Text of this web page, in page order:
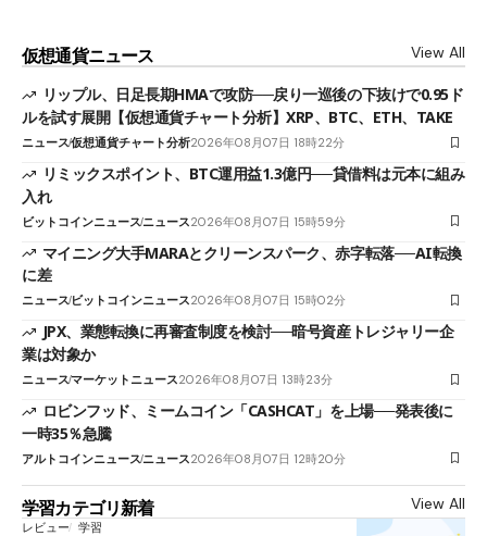
仮想通貨ニュース View All
リップル、日足長期HMAで攻防──戻り一巡後の下抜けで0.95ド
ルを試す展開【仮想通貨チャート分析】XRP、BTC、ETH、TAKE
ニュース仮想通貨チャート分析2026年08月07日 18時22分
リミックスポイント、BTC運用益1.3億円──貸借料は元本に組み
入れ
ビットコインニュースニュース2026年08月07日 15時59分
マイニング大手MARAとクリーンスパーク、赤字転落──AI転換
に差
ニュースビットコインニュース2026年08月07日 15時02分
JPX、業態転換に再審査制度を検討──暗号資産トレジャリー企
業は対象か
ニュースマーケットニュース2026年08月07日 13時23分
ロビンフッド、ミームコイン「CASHCAT」を上場──発表後に
一時35％急騰
アルトコインニュースニュース2026年08月07日 12時20分
学習カテゴリ新着 View All
レビュー 学習